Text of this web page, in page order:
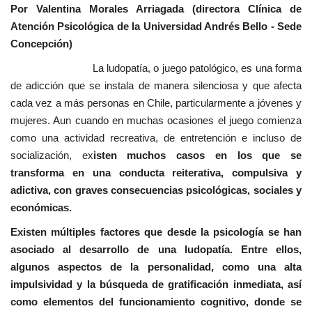
Por Valentina Morales Arriagada (directora Clínica de
Atención Psicológica de la Universidad Andrés Bello - Sede
Concepción)
La ludopatía, o juego patológico, es una forma
de adicción que se instala de manera silenciosa y que afecta
cada vez a más personas en Chile, particularmente a jóvenes y
mujeres. Aun cuando en muchas ocasiones el juego comienza
como una actividad recreativa, de entretención e incluso de
socialización, existen muchos casos en los que se
transforma en una conducta reiterativa, compulsiva y
adictiva, con graves consecuencias psicológicas, sociales y
económicas.
Existen múltiples factores que desde la psicología se han
asociado al desarrollo de una ludopatía. Entre ellos,
algunos aspectos de la personalidad, como una alta
impulsividad y la búsqueda de gratificación inmediata, así
como elementos del funcionamiento cognitivo, donde se